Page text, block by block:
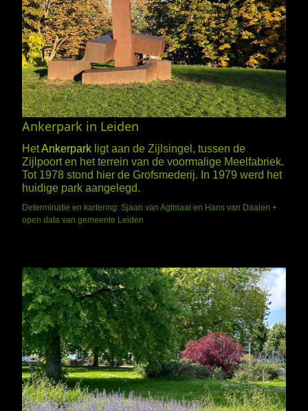
Ankerpark in Leiden
HetAnkerpark ligt aan de Zijlsingel, tussen de
Zijlpoort en het terrein van de voormalige Meelfabriek.
Tot 1978 stond hier de Grofsmederij. In 1979 werd het
huidige park aangelegd.
Determinatie en kartering: Sjaan van Agtmaal en Hans van Daalen +
open data van gemeente Leiden